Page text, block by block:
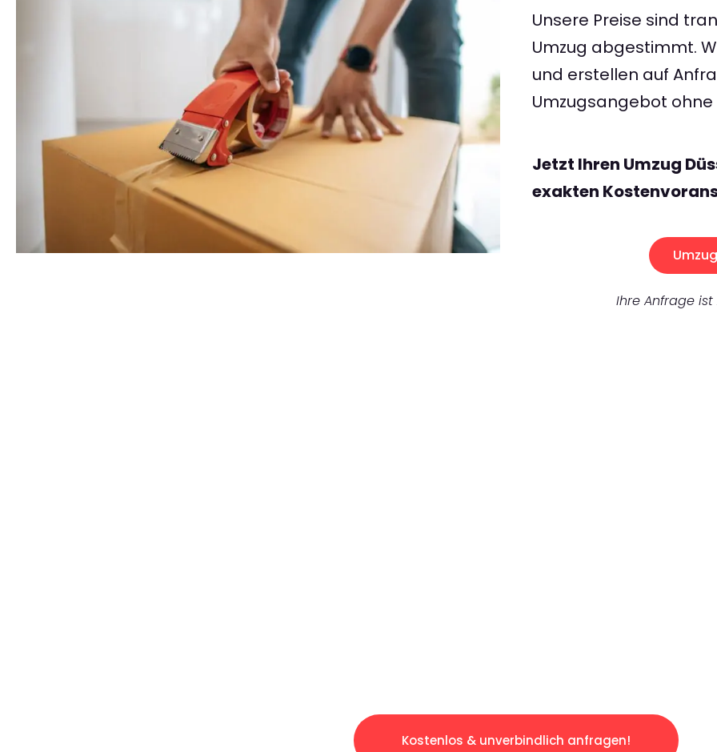
Unsere Preise sind
Umzug abgestimmt.
und erstellen auf
Umzugsangebot
Jetzt Ihren Umzug
exakten
Ihre Anfrage ist
Kostenlos & unverbindlich anfragen!